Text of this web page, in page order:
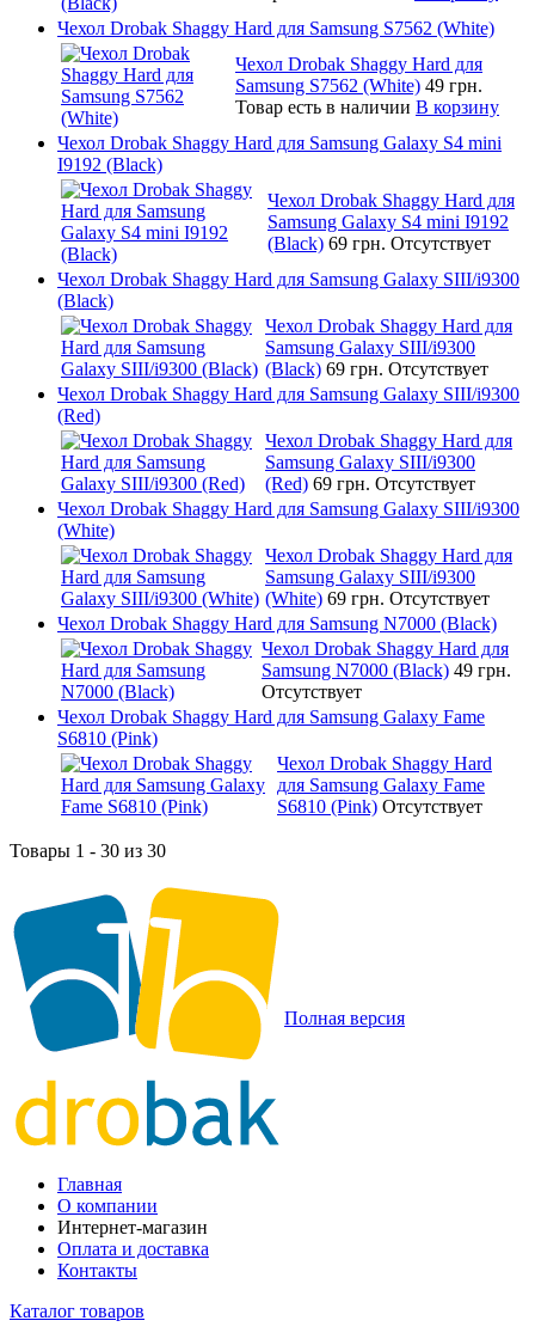
Чехол Drobak Shaggy Hard для Samsung S7562 (White)
Чехол Drobak Shaggy Hard для
Samsung S7562 (White) 49 грн.
Товар есть в наличии В корзину
Чехол Drobak Shaggy Hard для Samsung Galaxy S4 mini
I9192 (Black)
Чехол Drobak Shaggy Hard для
Samsung Galaxy S4 mini I9192
(Black) 69 грн. Отсутствует
Чехол Drobak Shaggy Hard для Samsung Galaxy SIII/i9300
(Black)
Чехол Drobak Shaggy Hard для
Samsung Galaxy SIII/i9300
(Black) 69 грн. Отсутствует
Чехол Drobak Shaggy Hard для Samsung Galaxy SIII/i9300
(Red)
Чехол Drobak Shaggy Hard для
Samsung Galaxy SIII/i9300
(Red) 69 грн. Отсутствует
Чехол Drobak Shaggy Hard для Samsung Galaxy SIII/i9300
(White)
Чехол Drobak Shaggy Hard для
Samsung Galaxy SIII/i9300
(White) 69 грн. Отсутствует
Чехол Drobak Shaggy Hard для Samsung N7000 (Black)
Чехол Drobak Shaggy Hard для
Samsung N7000 (Black) 49 грн.
Отсутствует
Чехол Drobak Shaggy Hard для Samsung Galaxy Fame
S6810 (Pink)
Чехол Drobak Shaggy Hard
для Samsung Galaxy Fame
S6810 (Pink) Отсутствует
Товары 1 - 30 из 30
Полная версия
Главная
О компании
Интернет-магазин
Оплата и доставка
Контакты
Каталог товаров